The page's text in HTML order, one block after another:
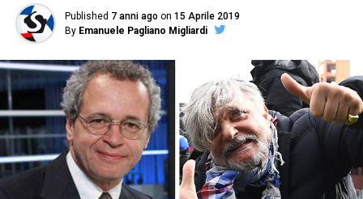
Published 7 anni ago on 15 Aprile 2019
By Emanuele Pagliano Migliardi